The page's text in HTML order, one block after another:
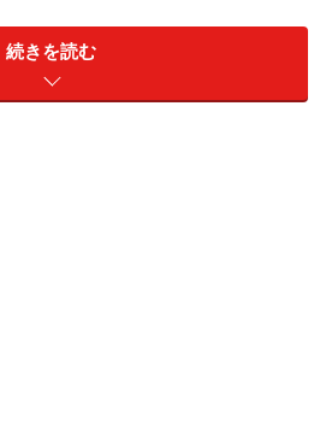
万円。ここ数年は大きな
続きを読む